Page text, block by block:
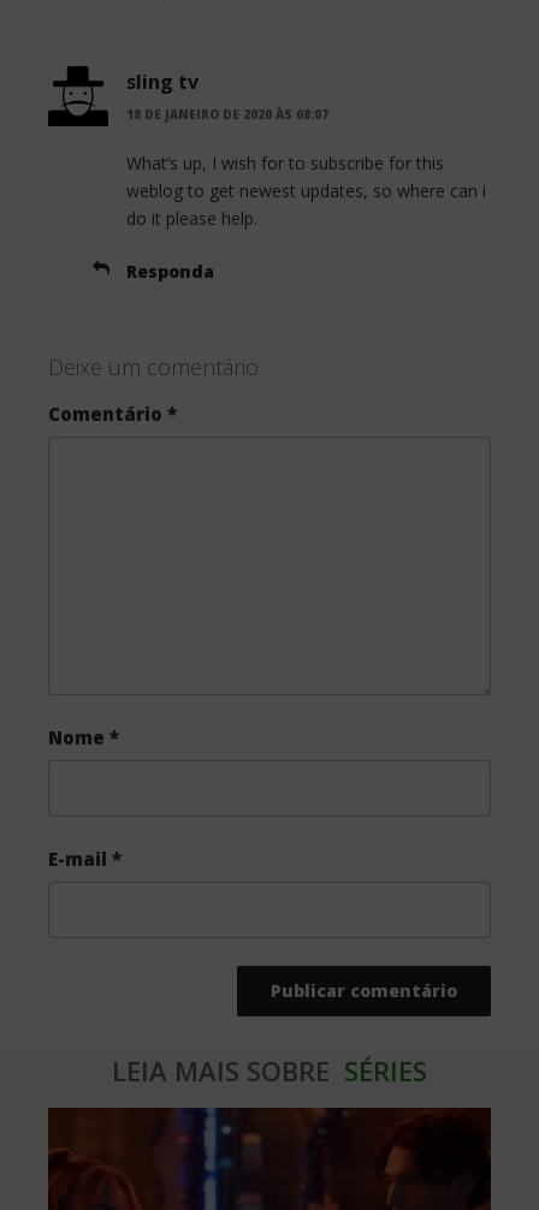
sling tv
18 DE JANEIRO DE 2020 ÀS 08:07
What’s up, I wish for to subscribe for this
weblog to get newest updates, so where can i
do it please help.
Responda
Deixe um comentário
Comentário *
Nome *
E-mail *
LEIA MAIS SOBRE SÉRIES